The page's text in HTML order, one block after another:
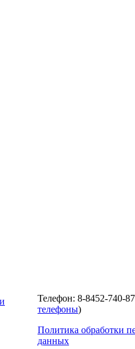
Телефон: 8-8452-740-
телефоны)
Политика обработки
данных